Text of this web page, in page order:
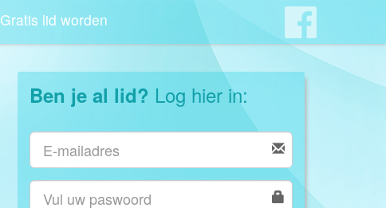
Gratis lid worden
Ben je al lid? Log hier in: